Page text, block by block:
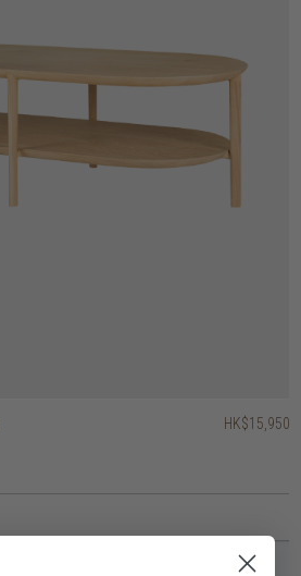
HK$15,950
HK$10,450
HK$8,950
HK$8,450
HK$1,950
HK$2,450
HK$11,450
HK$5,950
HK$5,950
HK$5,450